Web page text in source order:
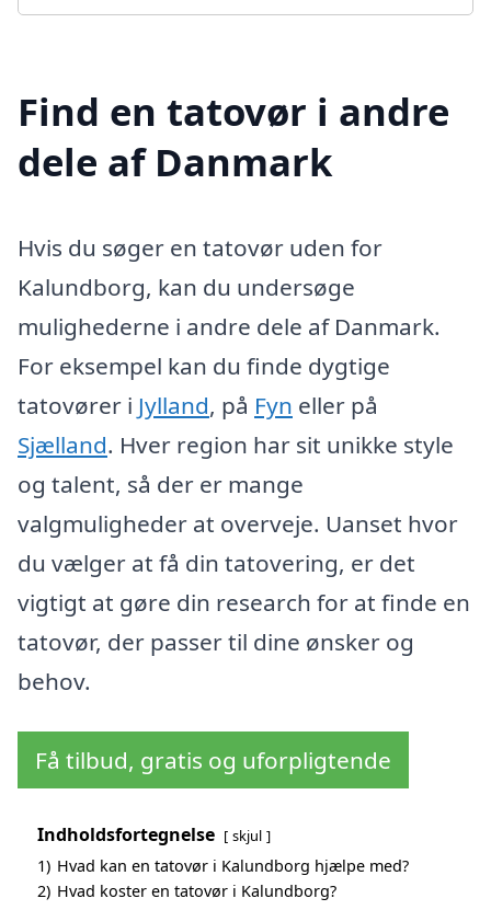
Find en tatovør i andre
dele af Danmark
Hvis du søger en tatovør uden for
Kalundborg, kan du undersøge
mulighederne i andre dele af Danmark.
For eksempel kan du finde dygtige
tatovører i Jylland, på Fyn eller på
Sjælland. Hver region har sit unikke style
og talent, så der er mange
valgmuligheder at overveje. Uanset hvor
du vælger at få din tatovering, er det
vigtigt at gøre din research for at finde en
tatovør, der passer til dine ønsker og
behov.
Få tilbud, gratis og uforpligtende
Indholdsfortegnelse skjul
1) Hvad kan en tatovør i Kalundborg hjælpe med?
2) Hvad koster en tatovør i Kalundborg?